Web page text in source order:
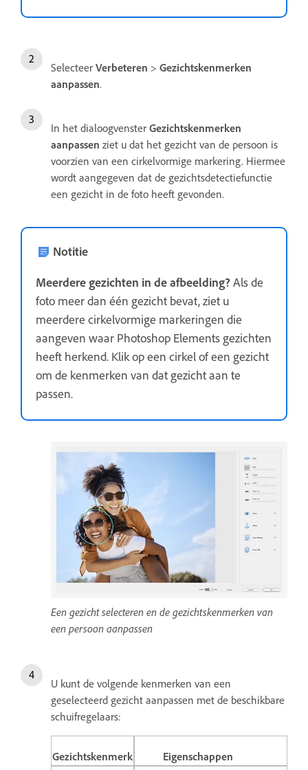
Selecteer Verbeteren > Gezichtskenmerken
aanpassen.
In het dialoogvenster Gezichtskenmerken
aanpassen ziet u dat het gezicht van de persoon is
voorzien van een cirkelvormige markering. Hiermee
wordt aangegeven dat de gezichtsdetectiefunctie
een gezicht in de foto heeft gevonden.
Notitie
Meerdere gezichten in de afbeelding?Als de
foto meer dan één gezicht bevat, ziet u
meerdere cirkelvormige markeringen die
aangeven waar Photoshop Elements gezichten
heeft herkend. Klik op een cirkel of een gezicht
om de kenmerken van dat gezicht aan te
passen.
Een gezicht selecteren en de gezichtskenmerken van
een persoon aanpassen
U kunt de volgende kenmerken van een
geselecteerd gezicht aanpassen met de beschikbare
schuifregelaars:
Gezichtskenmerk Eigenschappen